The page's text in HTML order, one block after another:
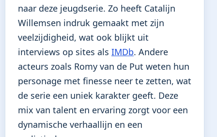
naar deze jeugdserie. Zo heeft Catalijn
Willemsen indruk gemaakt met zijn
veelzijdigheid, wat ook blijkt uit
interviews op sites als IMDb. Andere
acteurs zoals Romy van de Put weten hun
personage met finesse neer te zetten, wat
de serie een uniek karakter geeft. Deze
mix van talent en ervaring zorgt voor een
dynamische verhaallijn en een